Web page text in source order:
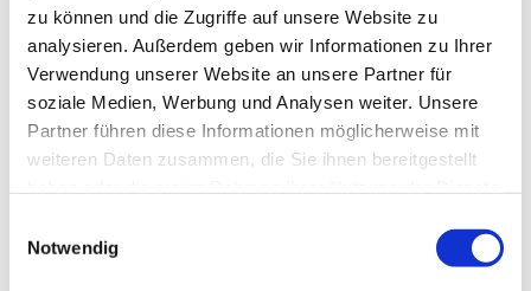
zu können und die Zugriffe auf unsere Website zu
analysieren. Außerdem geben wir Informationen zu Ihrer
Verwendung unserer Website an unsere Partner für
soziale Medien, Werbung und Analysen weiter. Unsere
Partner führen diese Informationen möglicherweise mit
weiteren Daten zusammen, die Sie ihnen bereitgestellt
NotwendigDies könnte Sie auch